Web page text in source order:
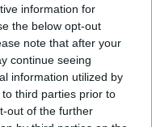
information for
the below opt-out
note that after your
continue seeing
information utilized by
third parties prior to
out of the further
για τη
σχετικά με το
θα προχωρήσει
προβλεπόμενες
Ο δήμαρχος